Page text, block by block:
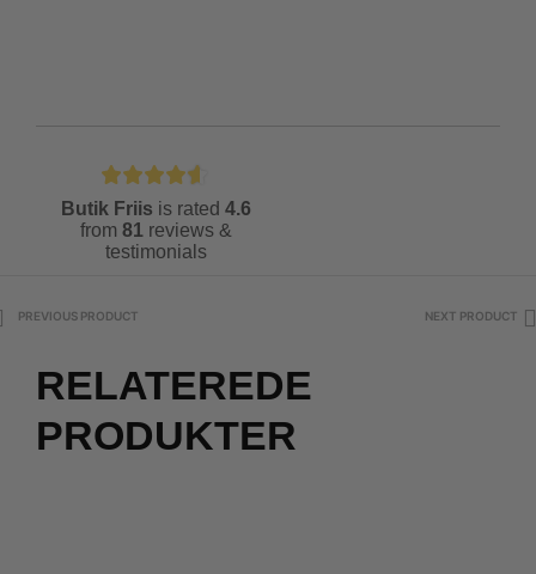
Butik Friis is rated 4.6
from 81 reviews &
testimonials
PREVIOUS PRODUCT NEXT PRODUCT
RELATEREDE
PRODUKTER